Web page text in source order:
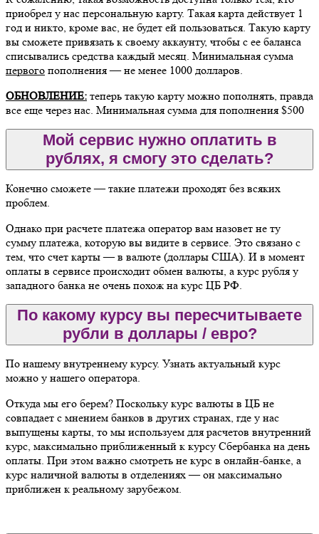
приобрел у нас персональную карту. Такая карта действует 1
год и никто, кроме вас, не будет ей пользоваться. Такую карту
вы сможете привязать к своему аккаунту, чтобы с ее баланса
списывались средства каждый месяц. Минимальная сумма
первого пополнения — не менее 1000 долларов.
ОБНОВЛЕНИЕ: теперь такую карту можно пополнять, правда
все еще через нас. Минимальная сумма для пополнения $500
Мой сервис нужно оплатить в
рублях, я смогу это сделать?
Конечно сможете — такие платежи проходят без всяких
проблем.
Однако при расчете платежа оператор вам назовет не ту
сумму платежа, которую вы видите в сервисе. Это связано с
тем, что счет карты — в валюте (доллары США). И в момент
оплаты в сервисе происходит обмен валюты, а курс рубля у
западного банка не очень похож на курс ЦБ РФ.
По какому курсу вы пересчитываете
рубли в доллары / евро?
По нашему внутреннему курсу. Узнать актуальный курс
можно у нашего оператора.
Откуда мы его берем? Поскольку курс валюты в ЦБ не
совпадает с мнением банков в других странах, где у нас
выпущены карты, то мы используем для расчетов внутренний
курс, максимально приближенный к курсу Сбербанка на день
оплаты. При этом важно смотреть не курс в онлайн-банке, а
курс наличной валюты в отделениях — он максимально
приближен к реальному зарубежом.